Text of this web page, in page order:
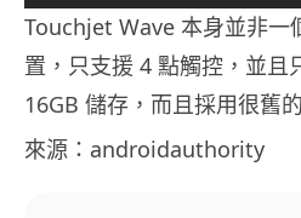
Touchjet Wave 本身並非
置，只支援 4 點觸控，並且
16GB 儲存，而且採用很舊
來源：androidauthority